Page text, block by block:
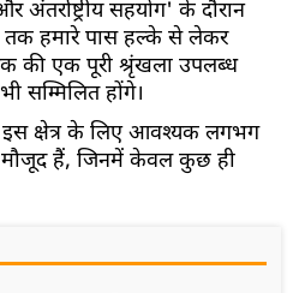
सहयोग' के दौरान
हमारे पास हल्के से लेकर
की एक पूरी श्रृंखला उपलब्ध
सम्मिलित होंगे।
क्षेत्र के लिए आवश्यक लगभग
मौजूद हैं, जिनमें केवल कुछ ही